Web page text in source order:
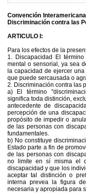
Convención
Discriminación contra las
ARTICULO I:
Para los efectos de la
1. Discapacidad El
mental o sensorial, ya sea
la capacidad de ejercer
que puede sercausada o
2. Discriminación contra las
a) El término
significa toda distinción,
antecedente de
percepción de una
propósito de impedir o
de las personas con
fundamentales.
b) No constituye
Estado parte a fin de
de las personas con
no limite en sí misma el
discapacidad y que los
aceptar tal distinción o
interna prevea la figura
necesaria y apropiada para